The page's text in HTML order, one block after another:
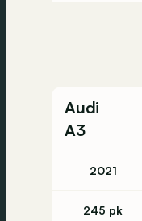
Audi
A3
2021
245 pk